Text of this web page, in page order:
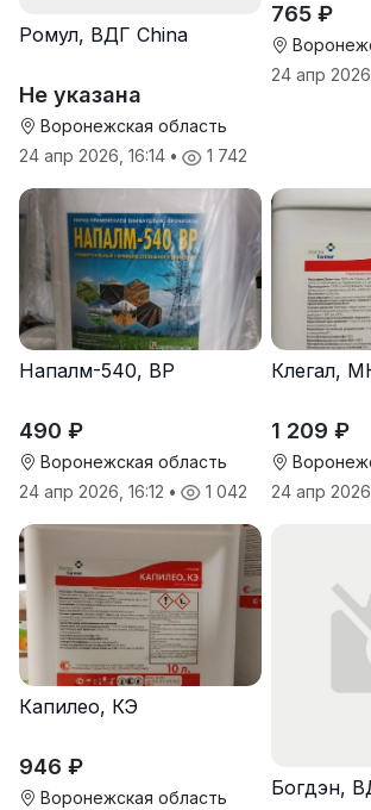
Ромул, ВДГ China
Не указана
Воронежская область
24 апр 2026, 16:14 • 1 742
765 ₽
24 апр
Напалм-540, ВР
490 ₽
Воронежская область
24 апр 2026, 16:12 • 1 042
Клегал,
1 209 ₽
24 апр 2026,
Капилео, КЭ
946 ₽
Воронежская область
Богдэн,